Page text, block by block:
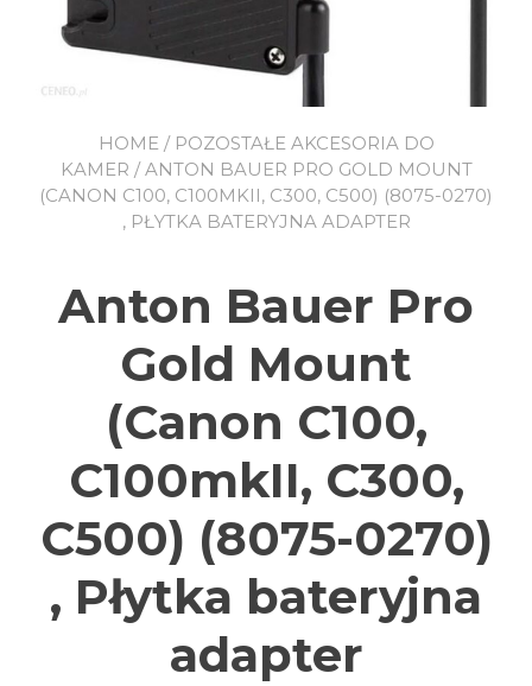
HOME/ POZOSTAŁE AKCESORIA DO
KAMER / ANTON BAUER PRO GOLD MOUNT
(CANON C100, C100MKII, C300, C500) (8075-0270)
, PŁYTKA BATERYJNA ADAPTER
Anton Bauer Pro
Gold Mount
(Canon C100,
C100mkII, C300,
C500) (8075-0270)
, Płytka bateryjna
adapter